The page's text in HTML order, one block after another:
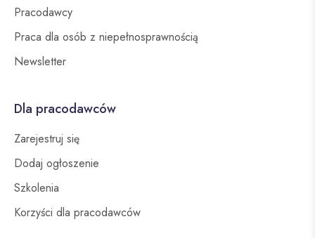
Pracodawcy
Praca dla osób z niepełnosprawnością
Newsletter
Dla pracodawców
Zarejestruj się
Dodaj ogłoszenie
Szkolenia
Korzyści dla pracodawców